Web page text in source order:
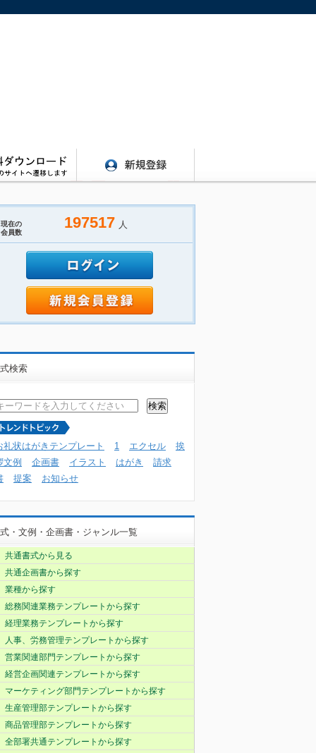
現在の
会員数
197517 人
検索
礼状はがきテンプレート 1 エクセル
挨
文例
企画書 イラスト はがき
請求
提案 お知らせ
・文例・企画書・ジャンル一覧
共通書式から見る
共通企画書から探す
業種から探す
総務関連業務テンプレートから探す
経理業務テンプレートから探す
人事、労務管理テンプレートから探す
営業関連部門テンプレートから探す
経営企画関連テンプレートから探す
マーケティング部門テンプレートから探す
生産管理部テンプレートから探す
商品管理部テンプレートから探す
全部署共通テンプレートから探す